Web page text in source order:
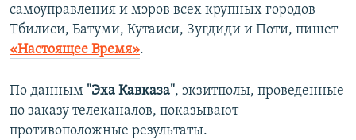
самоуправления и мэров всех крупных городов –
Тбилиси, Батуми, Кутаиси, Зугдиди и Поти, пишет
«Настоящее Время».
По данным "Эха Кавказа", экзитполы, проведенные
по заказу телеканалов, показывают
противоположные результаты.